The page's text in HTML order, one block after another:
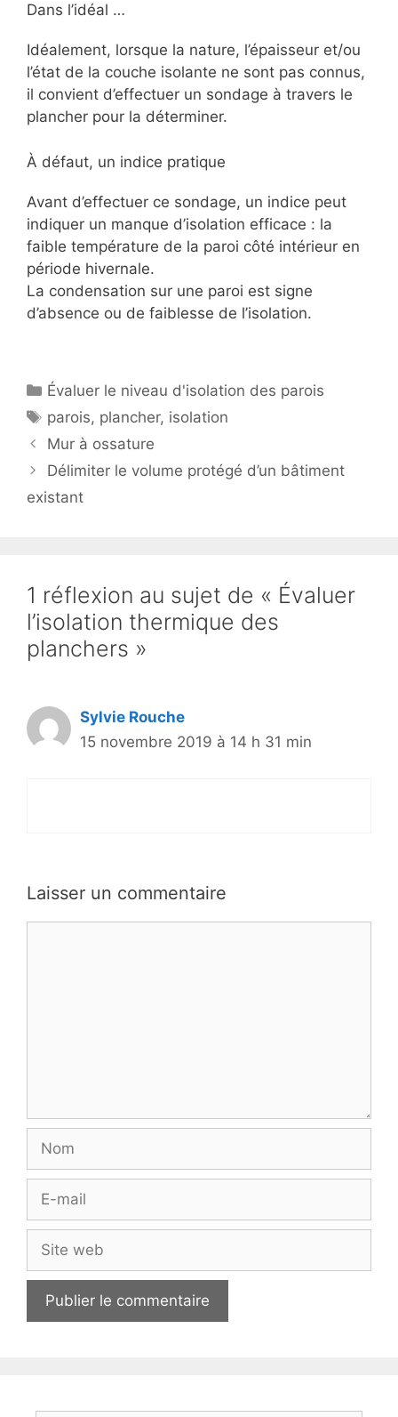
Dans l’idéal …
Idéalement, lorsque la nature, l’épaisseur et/ou
l’état de la couche isolante ne sont pas connus,
il convient d’effectuer un sondage à travers le
plancher pour la déterminer.
À défaut, un indice pratique
Avant d’effectuer ce sondage, un indice peut
indiquer un manque d’isolation efficace : la
faible température de la paroi côté intérieur en
période hivernale.
La condensation sur une paroi est signe
d’absence ou de faiblesse de l’isolation.
Catégories
Évaluer le niveau d'isolation des parois
Étiquettes
parois, plancher, isolation
Mur à ossature
Délimiter le volume protégé d’un bâtiment
existant
1 réflexion au sujet de « Évaluer
l’isolation thermique des
planchers »
Sylvie Rouche
15 novembre 2019 à 14 h 31 min
Laisser un commentaire
Nom
Site
web